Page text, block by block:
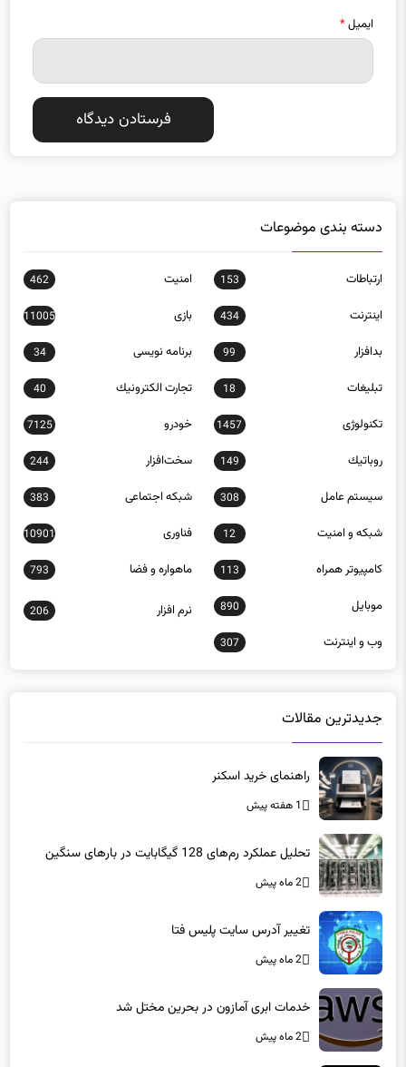
ایمیل*
دسته بندی موضوعات
ارتباطات 153 امنيت 462
اينترنت 434 بازی 11005
بدافزار 99 برنامه نويسی 34
تبلیغات 18 تجارت الكترونيك 40
تکنولوژی 1457 خودرو 7125
روباتيك 149 سخت‌افزار 244
سيستم عامل 308 شبكه اجتماعی 383
شبكه و امنيت 12 فناوری 10901
كامپيوتر همراه 113 ماهواره و فضا 793
موبايل 890 نرم افزار 206
وب و اينترنت 307
جدیدترین مقالات
راهنمای خرید اسکنر
1 هفته پیش
تحلیل عملکرد رم‌های 128 گیگابایت در بارهای سنگین
2 ماه پیش
تغییر آدرس سایت پلیس فتا
2 ماه پیش
خدمات ابری آمازون در بحرین مختل شد
2 ماه پیش